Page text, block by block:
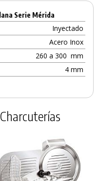
Serie Mérida
Inyectado
Acero Inox
260 a 300 mm
4 mm